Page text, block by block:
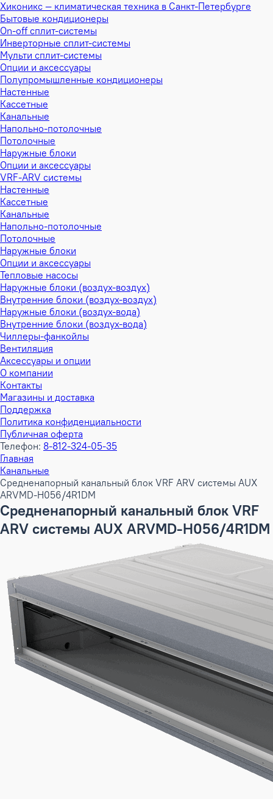
Хиконикс — климатическая техника в Санкт-Петербурге
Бытовые кондиционеры
On-off сплит-системы
Инверторные сплит-системы
Мульти сплит-системы
Опции и аксессуары
Полупромышленные кондиционеры
Настенные
Кассетные
Канальные
Напольно-потолочные
Потолочные
Наружные блоки
Опции и аксессуары
VRF-ARV системы
Настенные
Кассетные
Канальные
Напольно-потолочные
Потолочные
Наружные блоки
Опции и аксессуары
Тепловые насосы
Наружные блоки (воздух-воздух)
Внутренние блоки (воздух-воздух)
Наружные блоки (воздух-вода)
Внутренние блоки (воздух-вода)
Чиллеры-фанкойлы
Вентиляция
Аксессуары и опции
О компании
Контакты
Магазины и доставка
Поддержка
Политика конфиденциальности
Публичная оферта
Телефон: 8-812-324-05-35
Главная
Канальные
Средненапорный канальный блок VRF ARV системы AUX
ARVMD-H056/4R1DM
Средненапорный канальный блок VRF
ARV системы AUX ARVMD-H056/4R1DM